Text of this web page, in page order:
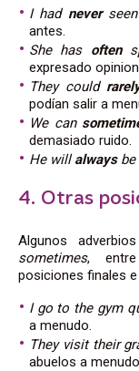
I had neverseen
antes.
She has often
expresado
They could
podían salir a
We can
demasiado ruido.
He willalwaysbe
4. Otras
Algunos
sometimes,
posiciones finales e
I go to the gym
a menudo.
They visit their
abuelos a